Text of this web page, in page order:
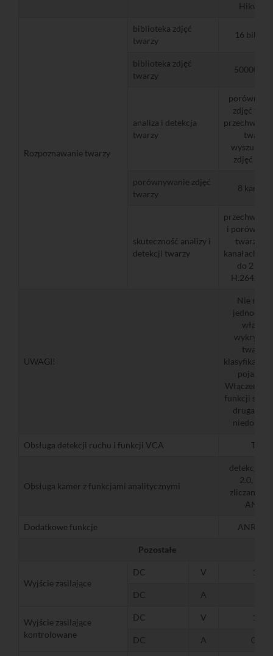
Rozpoznawanie twarzy
biblioteka zdjęć
twarzy
16
biblioteka zdjęć
twarzy
50000
analiza i detekcja
twarzy
zdjęć
twarzy,
zdjęć
porównywanie zdjęć
twarzy
8
skuteczność analizy i
detekcji twarzy
i
twarzy
kanałach
do 2
H.264/
UWAGI!
Nie
włączyć
twarzy i
klasyfikacji
Włączenie
funkcji
druga
Obsługa detekcji ruchu i funkcji VCA Tak
Obsługa kamer z funkcjami analitycznymi
detekcja
2.0,
zliczanie
ANPR
Dodatkowe funkcje ANR,
Pozostałe
Wyjście zasilające
DC V 12
DC A
Wyjście zasilające
kontrolowane
DC V 12
DC A 0,5